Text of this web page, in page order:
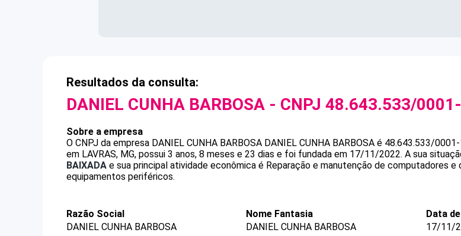
Resultados da consulta:
DANIEL CUNHA BARBOSA - CNPJ 48.643.533/
Sobre a empresa
O CNPJ da empresa DANIEL CUNHA BARBOSA DANIEL CUNHA BARBOSA é 48.643.533/
em LAVRAS, MG, possui 3 anos, 8 meses e 23 dias e foi fundada em 17/11/2022. A sua
BAIXADA e sua principal atividade econômica é Reparação e manutenção de computadores e
equipamentos periféricos.
Razão Social
DANIEL CUNHA BARBOSA
Nome Fantasia
DANIEL CUNHA BARBOSA
Data
17/11/